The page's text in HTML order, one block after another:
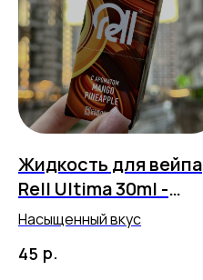
Жидкость для вейпа
Rell Ultima 30ml -
Mango Pineapple
Насыщенный вкус
45 р.